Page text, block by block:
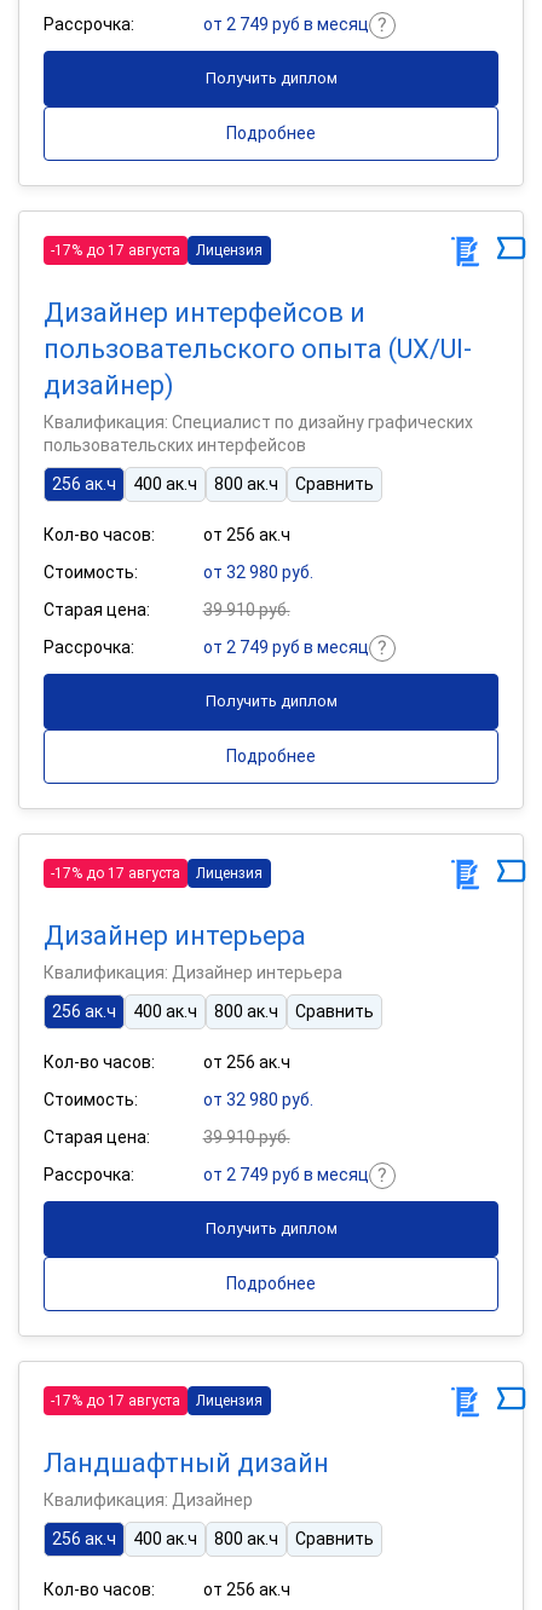
Рассрочка:
от 2 749 руб в месяц
Получить диплом
Подробнее
-17% до 17 августа Лицензия
Дизайнер интерфейсов и
пользовательского опыта (UX/UI-
дизайнер)
Квалификация: Специалист по дизайну графических
пользовательских интерфейсов
256 ак.ч
400 ак.ч 800 ак.ч Сравнить
Кол-во часов:
от 256 ак.ч
Стоимость:
от 32 980 руб.
Старая цена:
39 910 руб.
Рассрочка:
от 2 749 руб в месяц
Получить диплом
Подробнее
-17% до 17 августа Лицензия
Дизайнер интерьера
Квалификация: Дизайнер интерьера
256 ак.ч
400 ак.ч 800 ак.ч Сравнить
Кол-во часов:
от 256 ак.ч
Стоимость:
от 32 980 руб.
Старая цена:
39 910 руб.
Рассрочка:
от 2 749 руб в месяц
Получить диплом
Подробнее
-17% до 17 августа Лицензия
Ландшафтный дизайн
Квалификация: Дизайнер
256 ак.ч
400 ак.ч 800 ак.ч Сравнить
Кол-во часов: от 256 ак.ч